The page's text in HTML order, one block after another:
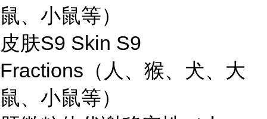
鼠、小鼠等）
皮肤S9 Skin S9
Fractions（人、猴、犬、大
鼠、小鼠等）